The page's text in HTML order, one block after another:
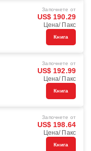
Започнете от
US$ 190.29
Цена/ Пакс
Книга
Започнете от
US$ 192.99
Цена/ Пакс
Книга
Започнете от
US$ 198.64
Цена/ Пакс
Книга